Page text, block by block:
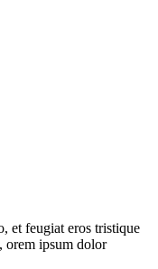
et feugiat eros tristique
orem ipsum dolor